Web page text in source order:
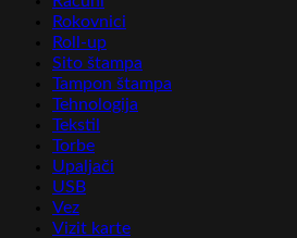
Rokovnici
Roll-up
Sito štampa
Tampon štampa
Tehnologija
Tekstil
Torbe
Upaljači
USB
Vez
Vizit karte